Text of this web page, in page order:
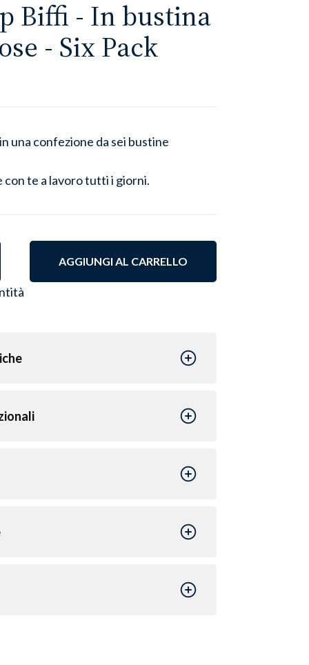
Biffi - In bustina
- Six Pack
una confezione da sei bustine
con te a lavoro tutti i giorni.
AGGIUNGI AL CARRELLO